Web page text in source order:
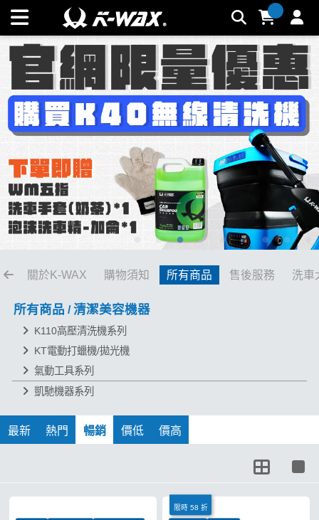
氣動工具系列 | K-WAX台灣汽車美容材料
關於K-WAX 購物須知 所有商品 售後服務 洗車
所有商品 /清潔美容機器
K110高壓清洗機系列
KT電動打蠟機/拋光機
氣動工具系列
凱馳機器系列
最新 熱門 暢銷 價低 價高
限時 58 折